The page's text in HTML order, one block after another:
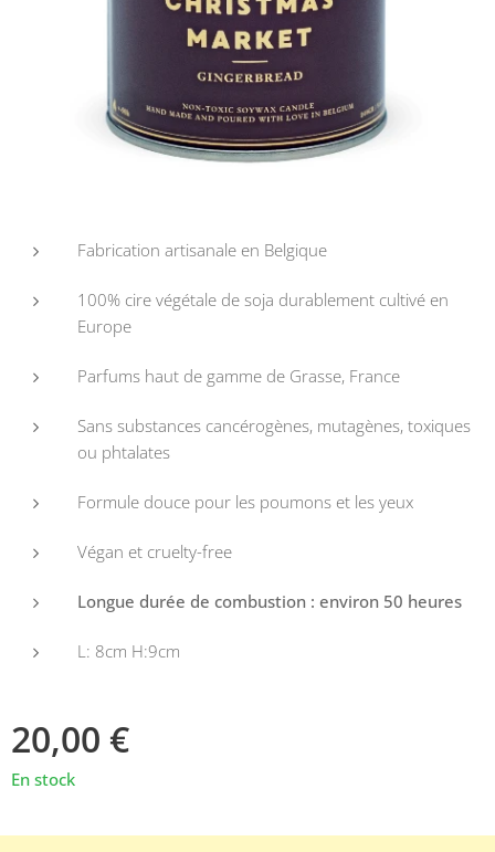
Fabrication artisanale en Belgique
100% cire végétale de soja durablement cultivé en
Europe
Parfums haut de gamme de Grasse, France
Sans substances cancérogènes, mutagènes, toxiques
ou phtalates
Formule douce pour les poumons et les yeux
Végan et cruelty-free
Longue durée de combustion : environ 50 heures
L: 8cm H:9cm
20,00 €
En stock